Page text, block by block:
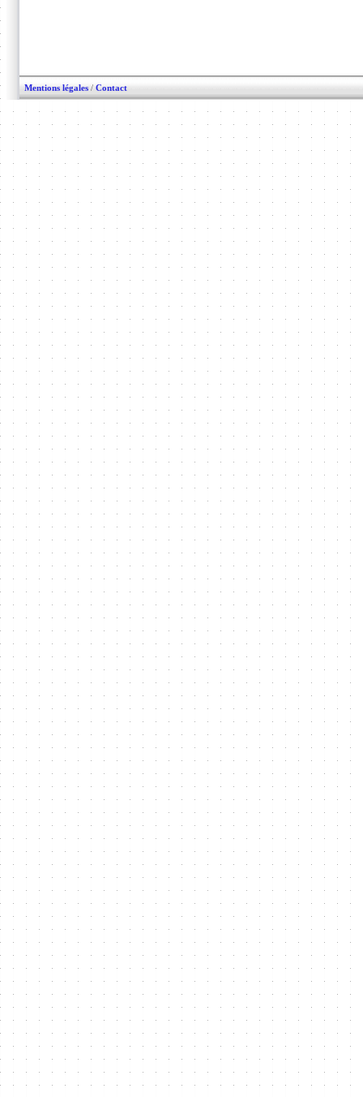
Mentions légales / Contact